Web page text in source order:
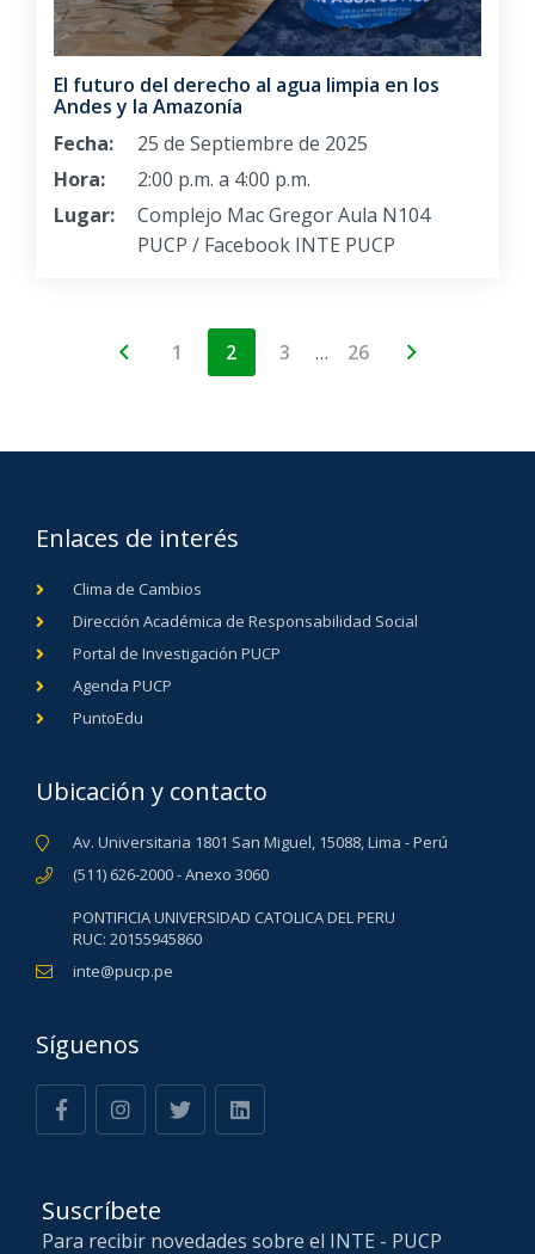
El futuro del derecho al agua limpia en los
Andes y la Amazonía
Fecha:
25 de Septiembre de 2025
Hora:
2:00 p.m. a 4:00 p.m.
Lugar:
Complejo Mac Gregor Aula N104
PUCP / Facebook INTE PUCP
1 2 3 … 26
Enlaces de interés
Clima de Cambios
Dirección Académica de Responsabilidad Social
Portal de Investigación PUCP
Agenda PUCP
PuntoEdu
Ubicación y contacto
Av. Universitaria 1801 San Miguel, 15088, Lima - Perú
(511) 626-2000 - Anexo 3060
PONTIFICIA UNIVERSIDAD CATOLICA DEL PERU
RUC: 20155945860
inte@pucp.pe
Síguenos
Suscríbete
Para recibir novedades sobre el INTE - PUCP